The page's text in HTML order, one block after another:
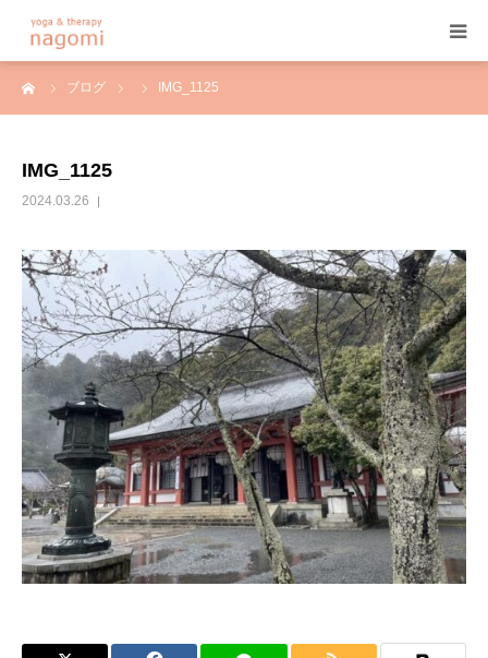
ブログ IMG_1125
IMG_1125
2024.03.26
HOME
ヨガセラピー
アーユルヴェーダ
プログラム&料金
ご予約
ブログ